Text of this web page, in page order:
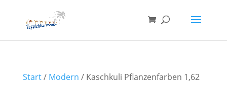
Start/ Modern / Kaschkuli Pflanzenfarben 1,62